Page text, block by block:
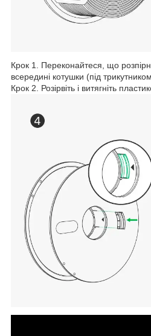
Крок 1. Переконайтеся, що
всередині котушки (під
Крок 2. Розірвіть і витягніть